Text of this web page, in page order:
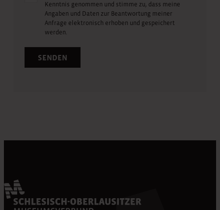
Kenntnis genommen und stimme zu, dass meine
Angaben und Daten zur Beantwortung meiner
Anfrage elektronisch erhoben und gespeichert
werden.